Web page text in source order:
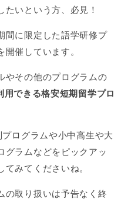
いという方、必見！
間に限定した語学研修プ
催しています。
やその他のプログラムの
できる格安短期留学プロ
ログラムや小中高生や大
グラムなどをピックアッ
みてくださいね。
取り扱いは予告なく終